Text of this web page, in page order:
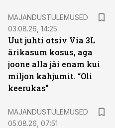
MAJANDUSTULEMUSED
03.08.26, 14:25
Uut juhti otsiv Via 3L
ärikasum kosus, aga
joone alla jäi enam kui
miljon kahjumit. “Oli
keerukas”
MAJANDUSTULEMUSED
05.08.26, 07:51